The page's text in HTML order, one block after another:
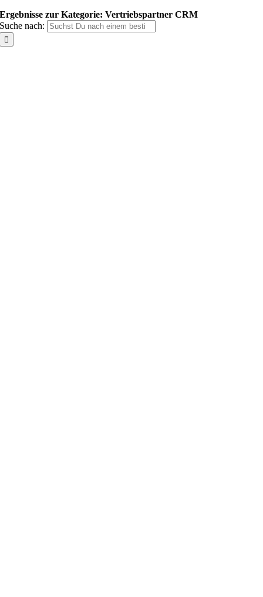
Ergebnisse zur Kategorie: Vertriebspartner CRM
Suche nach: